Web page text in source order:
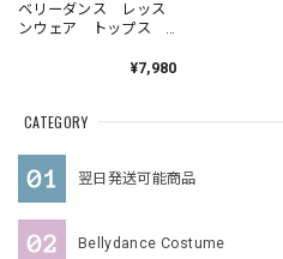
CATEGORY
翌日発送可能商品
Bellydance Costume
ベリーダンス レッス
ンウェア トップス
¥7,980